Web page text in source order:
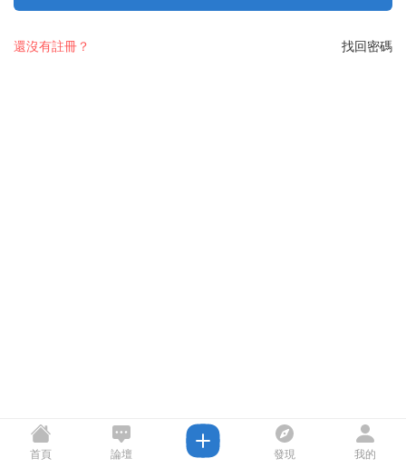
找回密碼
還沒有註冊？
首頁 論壇 發現 我的